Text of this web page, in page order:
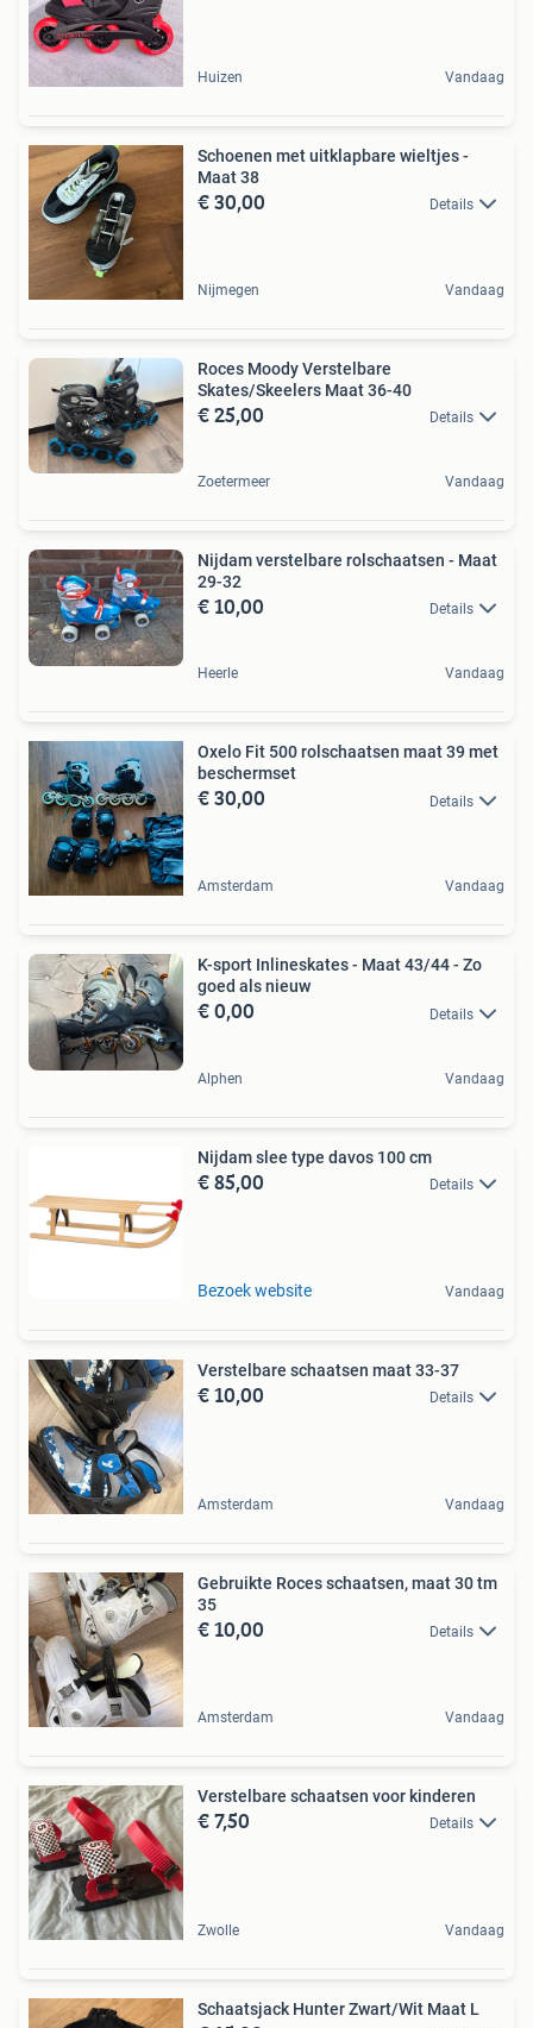
Huizen Vandaag
Schoenen met uitklapbare wieltjes -
Maat 38
€ 30,00 Details
Nijmegen Vandaag
Roces Moody Verstelbare
Skates/Skeelers Maat 36-40
€ 25,00 Details
Zoetermeer Vandaag
Nijdam verstelbare rolschaatsen - Maat
29-32
€ 10,00 Details
Heerle Vandaag
Oxelo Fit 500 rolschaatsen maat 39 met
beschermset
€ 30,00 Details
Amsterdam Vandaag
K-sport Inlineskates - Maat 43/44 - Zo
goed als nieuw
€ 0,00 Details
Alphen Vandaag
Nijdam slee type davos 100 cm
€ 85,00 Details
Bezoek website Vandaag
Verstelbare schaatsen maat 33-37
€ 10,00 Details
Amsterdam Vandaag
Gebruikte Roces schaatsen, maat 30 tm
35
€ 10,00 Details
Amsterdam Vandaag
Verstelbare schaatsen voor kinderen
€ 7,50 Details
Zwolle Vandaag
Schaatsjack Hunter Zwart/Wit Maat L